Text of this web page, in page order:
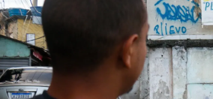
Liberdade de expressão